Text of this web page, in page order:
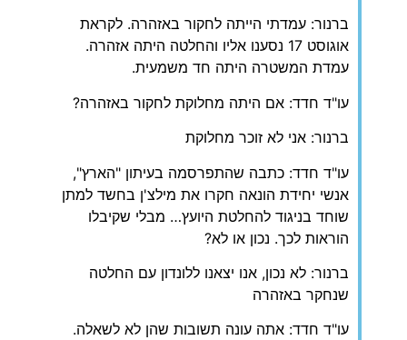
ברנור: עמדתי הייתה לחקור באזהרה. לקראת
אוגוסט 17 נסענו אליו והחלטה היתה אזהרה.
עמדת המשטרה היתה חד משמעית.
עו"ד חדד: אם היתה מחלוקת לחקור באזהרה?
ברנור: אני לא זוכר מחלוקת
עו"ד חדד: כתבה שהתפרסמה בעיתון "הארץ",
אנשי יחידת הונאה חקרו את מילצ'ן בחשד למתן
שוחד בניגוד להחלטת היועץ… מבלי שקיבלו
הוראות לכך. נכון או לא?
ברנור: לא נכון, אנו יצאנו ללונדון עם החלטה
שנחקר באזהרה
עו"ד חדד: אתה עונה תשובות שהן לא לשאלה.